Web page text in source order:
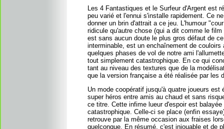
Les 4 Fantastiques et le Surfeur d'Argent est
peu varié et l'ennui s'installe rapidement. Ce
donner un brin d'attrait a ce jeu. L'humour
ridicule qu'autre chose (qui a dit comme le
est sans aucun doute le plus gros défaut de
interminable, est un enchaînement de
quelques phases de vol de notre ami
tout simplement catastrophique. En ce qui
tant au niveau des textures que de la
que la version française a été réalisée par les
Un mode coopératif jusqu'à quatre joueurs
super héros entre amis au chaud et sans
ce titre. Cette infime lueur d'espoir est
catastrophique. Celle-ci se place (enfin
retrouve par la même occasion aux fraises
quelconque. En résumé, c'est injouable et de